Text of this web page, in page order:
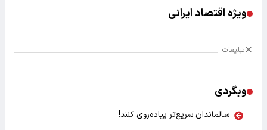
ویژه اقتصاد ایرانی
تبلیغات
وبگردی
سالماندان سریع‌تر پیاده‌روی کنند!